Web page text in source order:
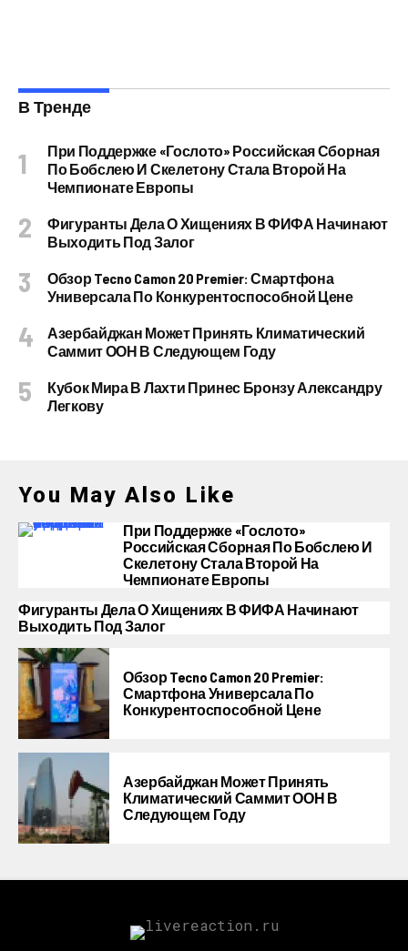
В Тренде
При Поддержке «Гослото» Российская Сборная
По Бобслею И Скелетону Стала Второй На
Чемпионате Европы
Фигуранты Дела О Хищениях В ФИФА Начинают
Выходить Под Залог
Обзор Tecno Camon 20 Premier: Смартфона
Универсала По Конкурентоспособной Цене
Азербайджан Может Принять Климатический
Саммит ООН В Следующем Году
Кубок Мира В Лахти Принес Бронзу Александру
Легкову
You May Also Like
При Поддержке «Гослото»
Российская Сборная По Бобслею И
Скелетону Стала Второй На
Чемпионате Европы
Фигуранты Дела О Хищениях В ФИФА Начинают
Выходить Под Залог
Обзор Tecno Camon 20 Premier:
Смартфона Универсала По
Конкурентоспособной Цене
Азербайджан Может Принять
Климатический Саммит ООН В
Следующем Году